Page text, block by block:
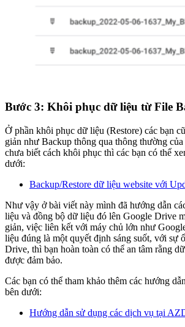
Bước 3: Khôi phục dữ liệu từ File
Ở phần khôi phục dữ liệu (Restore) các bạn
giản như Backup thông qua thông thường
chưa biết cách khôi phục thì các bạn có thể
dưới:
Backup/Restore dữ liệu website với
Như vậy ở bài viết này mình đã hướng dẫn
liệu và đồng bộ dữ liệu đó lên Google Drive
giản, việc liên kết với máy chủ lớn như
liệu đúng là một quyết định sáng suốt, với sự
Drive, thì bạn hoàn toàn có thể an tâm rằng
được đảm bảo.
Các bạn có thể tham khảo thêm các hướng
bên dưới:
Hướng dẫn sử dụng các dịch vụ tại